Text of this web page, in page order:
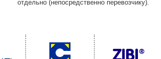
отдельно (непосредственно перевозчику).